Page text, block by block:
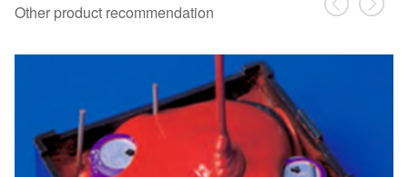
Other product recommendation